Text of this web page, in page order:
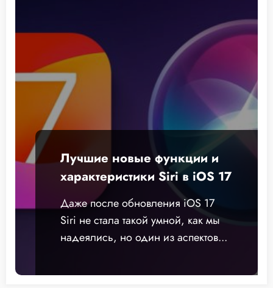
Лучшие новые функции и
характеристики Siri в iOS 17
Даже после обновления iOS 17
Siri не стала такой умной, как мы
надеялись, но один из аспектов...